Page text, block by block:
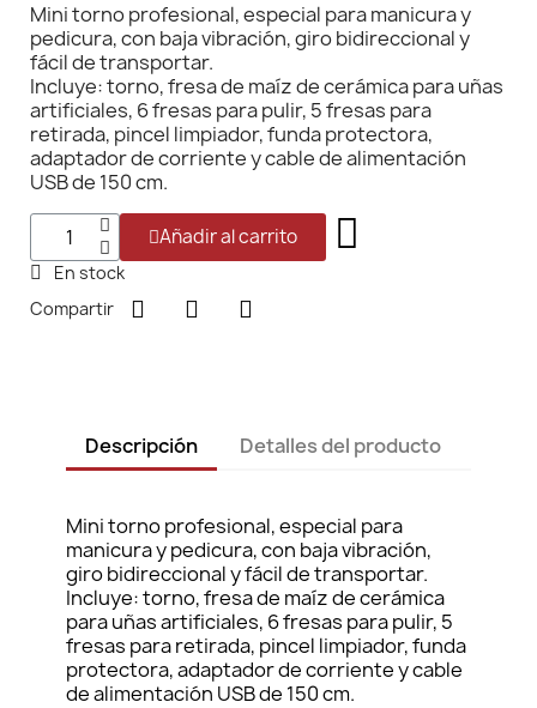
Mini torno profesional, especial para manicura y
pedicura, con baja vibración, giro bidireccional y
fácil de transportar.
Incluye: torno, fresa de maíz de cerámica para uñas
artificiales, 6 fresas para pulir, 5 fresas para
retirada, pincel limpiador, funda protectora,
adaptador de corriente y cable de alimentación
USB de 150 cm.
Añadir al carrito
En stock
Compartir
Descripción Detalles del producto
Mini torno profesional, especial para
manicura y pedicura, con baja vibración,
giro bidireccional y fácil de transportar.
Incluye: torno, fresa de maíz de cerámica
para uñas artificiales, 6 fresas para pulir, 5
fresas para retirada, pincel limpiador, funda
protectora, adaptador de corriente y cable
de alimentación USB de 150 cm.